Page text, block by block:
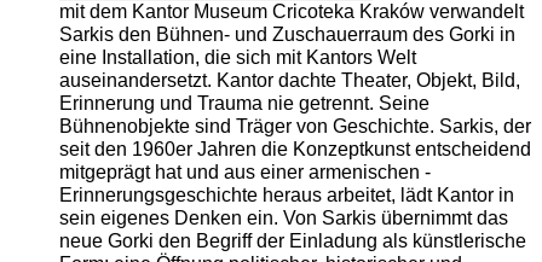
mit dem Kantor Museum Cricoteka Kraków verwandelt
Sarkis den Bühnen- und Zuschauerraum des Gorki in
eine Installation, die sich mit Kantors Welt
auseinandersetzt. Kantor dachte Theater, Objekt, Bild,
Erinnerung und Trauma nie getrennt. Seine
Bühnenobjekte sind Träger von Geschichte. Sarkis, der
seit den 1960er Jahren die Konzeptkunst entscheidend
mitgeprägt hat und aus einer armenischen ­
Erinnerungsgeschichte heraus arbeitet, lädt Kantor in
sein eigenes Denken ein. Von Sarkis übernimmt das
neue Gorki den Begriff der Einladung als künstlerische